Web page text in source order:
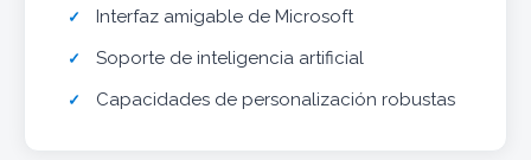
Interfaz amigable de Microsoft
Soporte de inteligencia artificial
Capacidades de personalización robustas